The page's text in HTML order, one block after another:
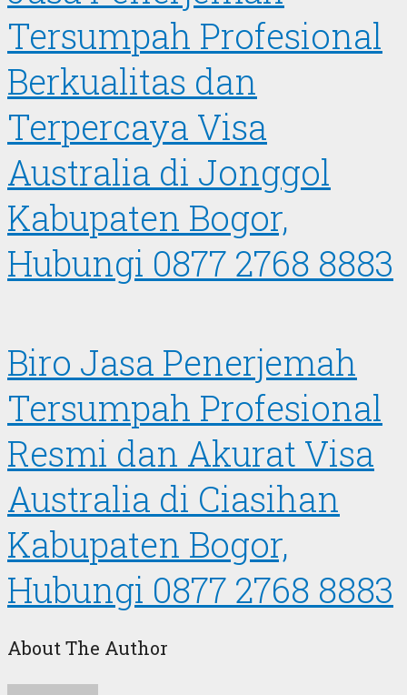
Tersumpah Profesional
Berkualitas dan
Terpercaya Visa
Australia di Jonggol
Kabupaten Bogor,
Hubungi 0877 2768 8883
Biro Jasa Penerjemah
Tersumpah Profesional
Resmi dan Akurat Visa
Australia di Ciasihan
Kabupaten Bogor,
Hubungi 0877 2768 8883
About The Author